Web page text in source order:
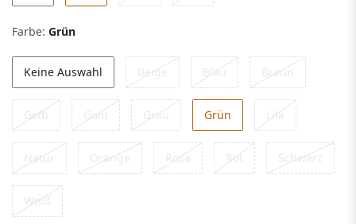
Farbe: Grün
Keine Auswahl Beige Blau Braun
Gelb Gold Grau Grün Lila
Natur Orange Rosa Rot Schwarz
Weiß